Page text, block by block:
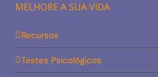
MELHORE A SUA VIDA
Recursos
Testes Psicológicos